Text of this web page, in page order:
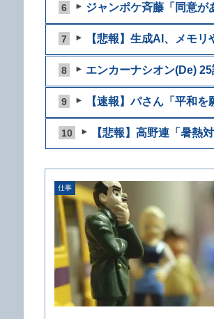
6 ジャンポケ斉藤「同意が
7 【悲報】生成AI、メモ
8 エンカーナシオン(De)
9 【速報】パさん「平和
10 【悲報】高野連「暑熱
仕事